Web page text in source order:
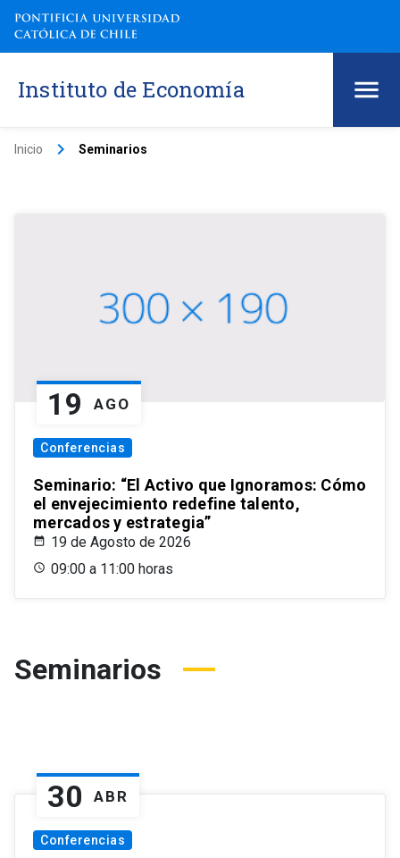
Instituto de Economía
Inicio keyboard_arrow_right Seminarios
19 AGO
Conferencias
Seminario: “El Activo que Ignoramos: Cómo
el envejecimiento redefine talento,
mercados y estrategia”
19 de Agosto de 2026
09:00 a 11:00 horas
Seminarios
30 ABR
Conferencias